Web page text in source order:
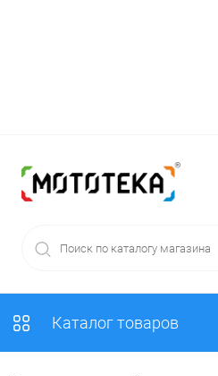
Каталог товаров